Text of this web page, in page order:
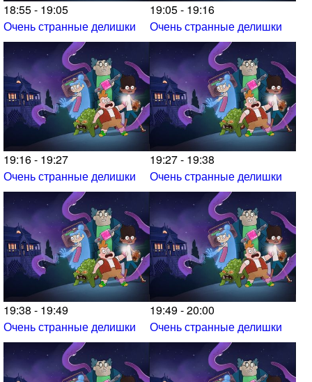
18:55 - 19:05
Очень странные делишки
19:05 - 19:16
Очень странные делишки
19:16 - 19:27
Очень странные делишки
19:27 - 19:38
Очень странные делишки
19:38 - 19:49
Очень странные делишки
19:49 - 20:00
Очень странные делишки